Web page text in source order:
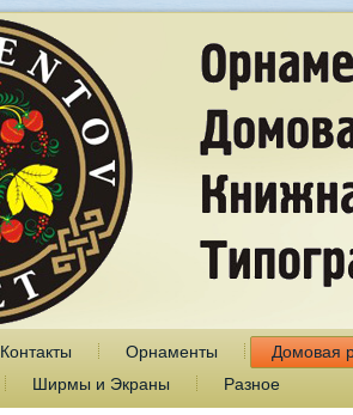
Контакты Орнаменты
Домовая
Ширмы и Экраны Разное